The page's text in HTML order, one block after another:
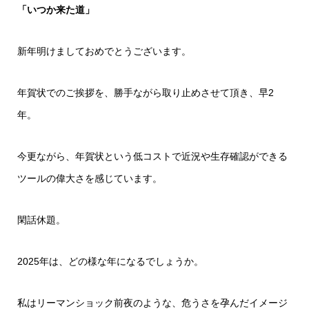
「いつか来た道」
新年明けましておめでとうございます。
年賀状でのご挨拶を、勝手ながら取り止めさせて頂き、早2
年。
今更ながら、年賀状という低コストで近況や生存確認ができる
ツールの偉大さを感じています。
閑話休題。
2025年は、どの様な年になるでしょうか。
私はリーマンショック前夜のような、危うさを孕んだイメージ